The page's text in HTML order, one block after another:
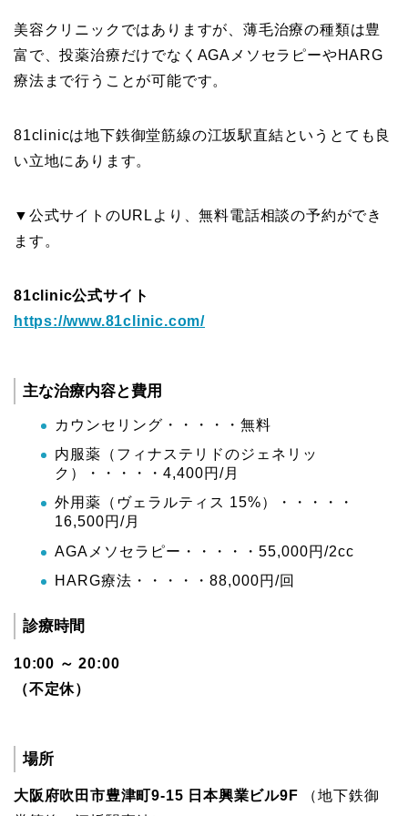
美容クリニックではありますが、薄毛治療の種類は豊
富で、投薬治療だけでなくAGAメソセラピーやHARG
療法まで行うことが可能です。
81clinicは地下鉄御堂筋線の江坂駅直結というとても良
い立地にあります。
▼公式サイトのURLより、無料電話相談の予約ができ
ます。
81clinic公式サイト
https://www.81clinic.com/
主な治療内容と費用
カウンセリング・・・・・無料
内服薬（フィナステリドのジェネリッ
ク）・・・・・4,400円/月
外用薬（ヴェラルティス 15%）・・・・・
16,500円/月
AGAメソセラピー・・・・・55,000円/2cc
HARG療法・・・・・88,000円/回
診療時間
10:00 ～ 20:00
（不定休）
場所
大阪府吹田市豊津町9-15 日本興業ビル9F （地下鉄御